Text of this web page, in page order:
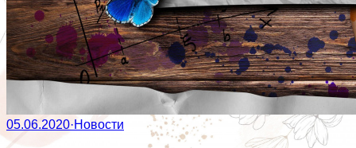
05.06.2020·Новости